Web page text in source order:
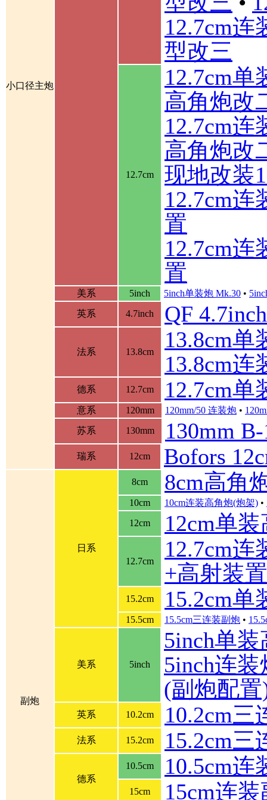
小口径主炮
12.7cm连
型改三
12.7cm
12.7cm
高角炮改
12.7cm
高角炮改
现地改装
12.7cm
置
12.7cm
置
美系 5inch 5inch单装炮 Mk.30 •
英系
4.7inch QF
法系 13.8cm
13.8cm单
13.8cm连
德系 12.7cm 12.7cm单
意系 120mm 120mm/50 连装炮 •
苏系
130mm 130mm
瑞系 12cm Bofors
副炮
日系
8cm 8cm高角
10cm 10cm连装高角炮(炮架) •
12cm
12cm单
12.7cm
12.7cm连
+高射装置
15.2cm 15.2cm单
15.5cm 15.5cm三连装副炮 •
美系 5inch
5inch单
5inch连装
(副炮配
英系 10.2cm 10.2cm三
法系 15.2cm 15.2cm三
德系
10.5cm 10.5cm连
15cm 15cm连